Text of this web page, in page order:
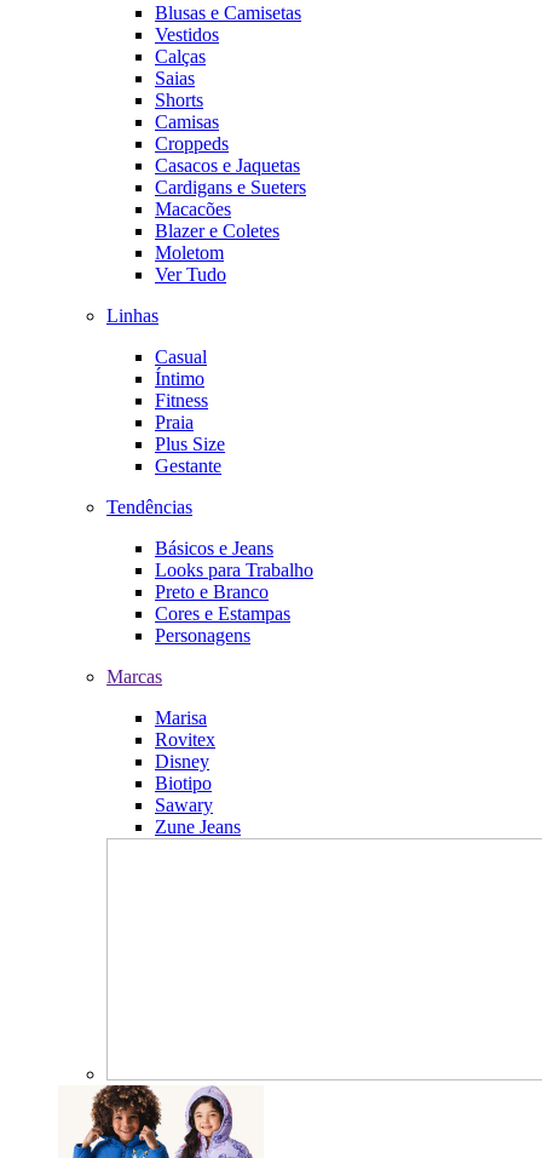
Blusas e Camisetas
Vestidos
Calças
Saias
Shorts
Camisas
Croppeds
Casacos e Jaquetas
Cardigans e Sueters
Macacões
Blazer e Coletes
Moletom
Ver Tudo
Linhas
Casual
Íntimo
Fitness
Praia
Plus Size
Gestante
Tendências
Básicos e Jeans
Looks para Trabalho
Preto e Branco
Cores e Estampas
Personagens
Marcas
Marisa
Rovitex
Disney
Biotipo
Sawary
Zune Jeans